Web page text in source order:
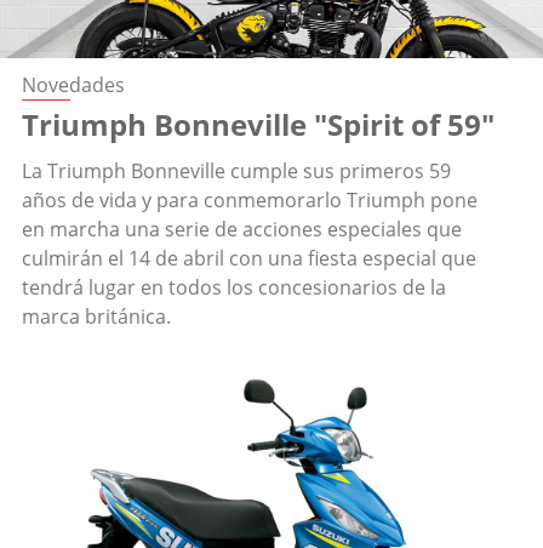
Novedades
Triumph Bonneville "Spirit of 59"
La Triumph Bonneville cumple sus primeros 59
años de vida y para conmemorarlo Triumph pone
en marcha una serie de acciones especiales que
culmirán el 14 de abril con una fiesta especial que
tendrá lugar en todos los concesionarios de la
marca británica.